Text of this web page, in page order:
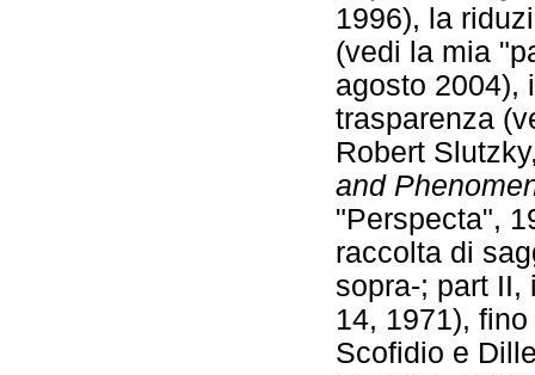
1996), la
(vedi la mia
agosto 2004),
trasparenza
Robert
and
"Perspecta",
raccolta di
sopra-; part II,
14, 1971),
Scofidio e